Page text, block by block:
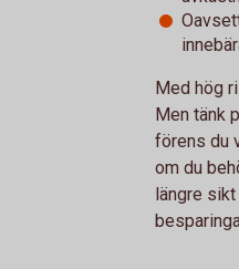
Med hög
Men tänk
förens du
om du
längre sikt